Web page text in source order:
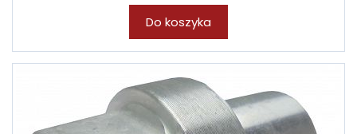
Do koszyka